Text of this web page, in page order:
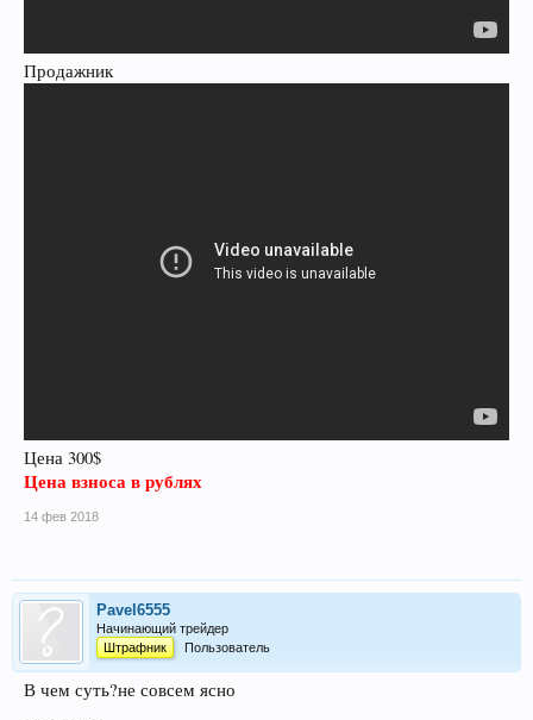
Продажник
Цена 300$
Цена взноса в рублях
14 фев 2018
Pavel6555
Начинающий трейдер
Штрафник
Пользователь
В чем суть?не совсем ясно